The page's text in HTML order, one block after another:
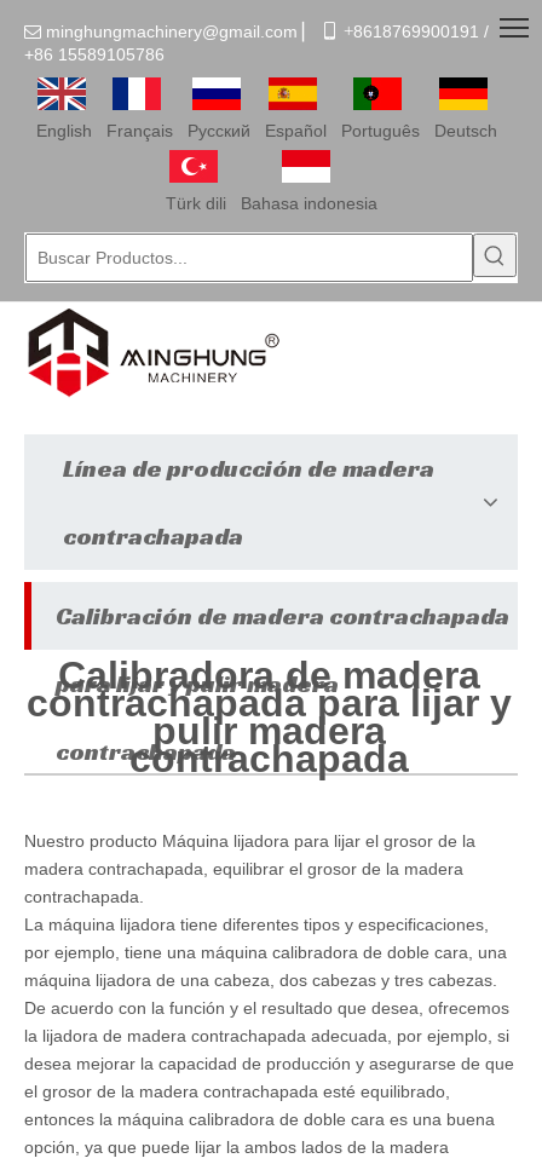
 minghungmachinery@gmail.com  +8618769900191 /
+86 15589105786
English Français Pусский Español Português Deutsch
Türk dili Bahasa indonesia
1
Línea de producción de madera
contrachapada
Calibración de madera contrachapada
para lijar y pulir madera
contrachapada
Calibradora de madera
contrachapada para lijar y
pulir madera
contrachapada
Nuestro producto Máquina lijadora para lijar el grosor de la
madera contrachapada, equilibrar el grosor de la madera
contrachapada.
La máquina lijadora tiene diferentes tipos y especificaciones,
por ejemplo, tiene una máquina calibradora de doble cara, una
máquina lijadora de una cabeza, dos cabezas y tres cabezas.
De acuerdo con la función y el resultado que desea, ofrecemos
la lijadora de madera contrachapada adecuada, por ejemplo, si
desea mejorar la capacidad de producción y asegurarse de que
el grosor de la madera contrachapada esté equilibrado,
entonces la máquina calibradora de doble cara es una buena
opción, ya que puede lijar la ambos lados de la madera